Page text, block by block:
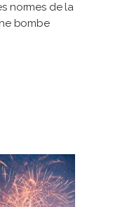
normes de la
bombe